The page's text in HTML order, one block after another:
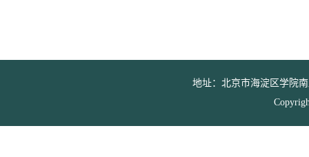
地址：北京市海淀区学院